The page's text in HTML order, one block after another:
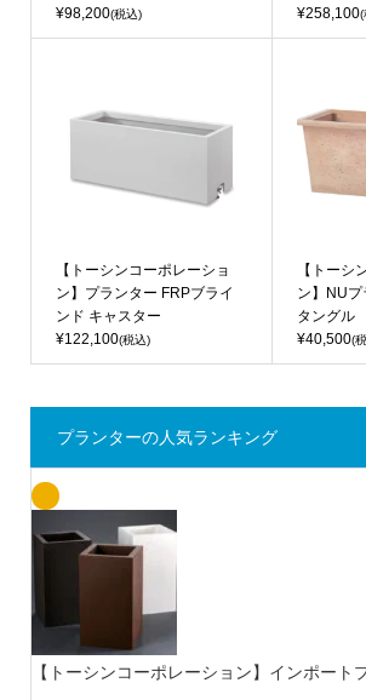
¥98,200(税込)
¥258,100(
【トーシンコーポレーショ
ン】プランター FRPブライ
ンド キャスター
¥122,100(税込)
【トーシ
ン】NUプ
タングル
¥40,500(
プランターの人気ランキング
【トーシンコーポレーション】インポー